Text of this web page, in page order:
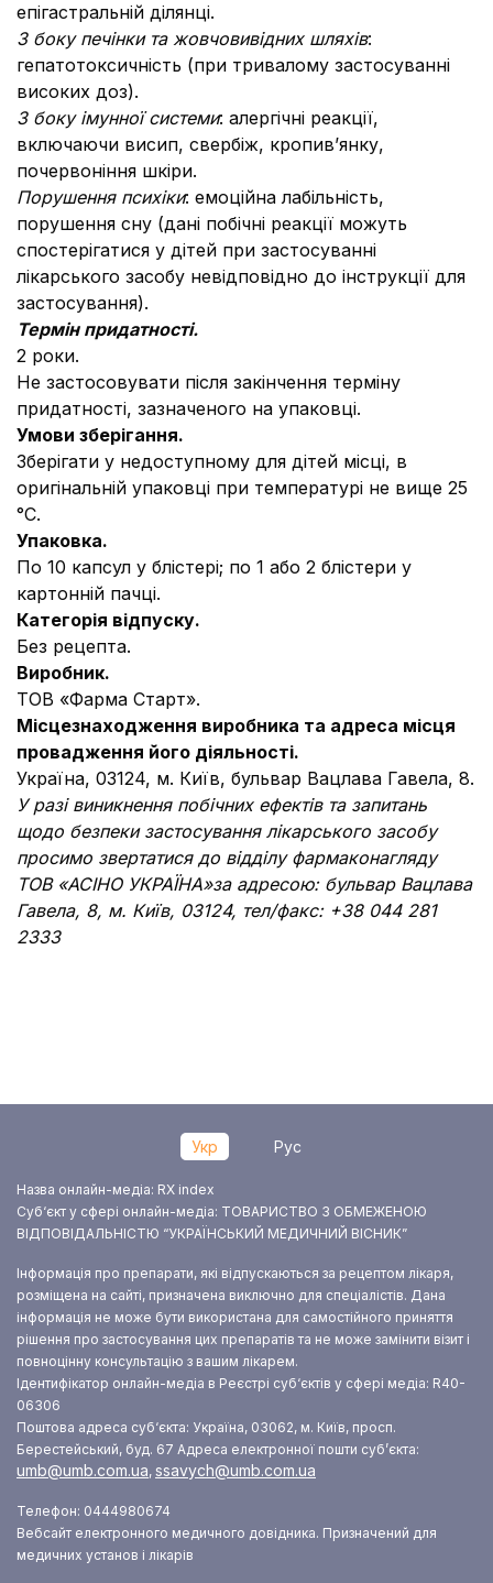
епігастральній ділянці.
З боку печінки та жовчовивідних шляхів:
гепатотоксичність (при тривалому застосуванні
високих доз).
З боку імунної системи: алергічні реакції,
включаючи висип, свербіж, кропив’янку,
почервоніння шкіри.
Порушення психіки: емоційна лабільність,
порушення сну (дані побічні реакції можуть
спостерігатися у дітей при застосуванні
лікарського засобу невідповідно до інструкції для
застосування).
Термін придатності.
2 роки.
Не застосовувати після закінчення терміну
придатності, зазначеного на упаковці.
Умови зберігання.
Зберігати у недоступному для дітей місці, в
оригінальній упаковці при температурі не вище 25
°С.
Упаковка.
По 10 капсул у блістері; по 1 або 2 блістери у
картонній пачці.
Категорія відпуску.
Без рецепта.
Виробник.
ТОВ «Фарма Старт».
Місцезнаходження виробника та адреса місця
провадження його діяльності.
Україна, 03124, м. Київ, бульвар Вацлава Гавела, 8.
У разі виникнення побічних ефектів та запитань
щодо безпеки застосування лікарського засобу
просимо звертатися до відділу фармаконагляду
ТОВ «АСІНО УКРАЇНА»за адресою: бульвар Вацлава
Гавела, 8, м. Київ, 03124, тел/факс: +38 044 281
2333
Укр Рус
Назва онлайн-медіа: RX index
Суб‘єкт у сфері онлайн-медіа: ТОВАРИСТВО З ОБМЕЖЕНОЮ
ВІДПОВІДАЛЬНІСТЮ “УКРАЇНСЬКИЙ МЕДИЧНИЙ ВІСНИК”
Інформація про препарати, які відпускаються за рецептом лікаря,
розміщена на сайті, призначена виключно для спеціалістів. Дана
інформація не може бути використана для самостійного приняття
рішення про застосування цих препаратів та не може замінити візит і
повноцінну консультацію з вашим лікарем.
Ідентифікатор онлайн-медіа в Реєстрі суб‘єктів у сфері медіа: R40-
06306
Поштова адреса суб‘єкта: Україна, 03062, м. Київ, просп.
Берестейський, буд. 67 Адреса електронної пошти суб’єкта:
umb@umb.com.ua, ssavych@umb.com.ua
Телефон: 0444980674
Вебсайт електронного медичного довідника. Призначений для
медичних установ і лікарів